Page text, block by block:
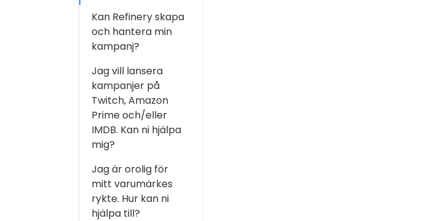
Kan Refinery skapa
och hantera min
kampanj?
Jag vill lansera
kampanjer på
Twitch, Amazon
Prime och/eller
IMDB. Kan ni hjälpa
mig?
Jag är orolig för
mitt varumärkes
rykte. Hur kan ni
hjälpa till?